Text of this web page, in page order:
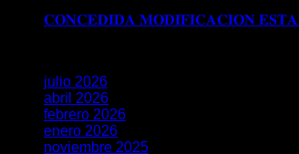
𝐂𝐎𝐍𝐂𝐄𝐃𝐈𝐃𝐀 𝐌𝐎𝐃𝐈𝐅𝐈𝐂𝐀𝐂𝐈𝐎𝐍
julio 2026
abril 2026
febrero 2026
enero 2026
noviembre 2025